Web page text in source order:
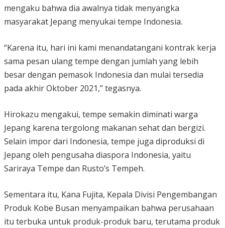
mengaku bahwa dia awalnya tidak menyangka
masyarakat Jepang menyukai tempe Indonesia.
“Karena itu, hari ini kami menandatangani kontrak kerja
sama pesan ulang tempe dengan jumlah yang lebih
besar dengan pemasok Indonesia dan mulai tersedia
pada akhir Oktober 2021,” tegasnya.
Hirokazu mengakui, tempe semakin diminati warga
Jepang karena tergolong makanan sehat dan bergizi.
Selain impor dari Indonesia, tempe juga diproduksi di
Jepang oleh pengusaha diaspora Indonesia, yaitu
Sariraya Tempe dan Rusto’s Tempeh.
Sementara itu, Kana Fujita, Kepala Divisi Pengembangan
Produk Kobe Busan menyampaikan bahwa perusahaan
itu terbuka untuk produk-produk baru, terutama produk